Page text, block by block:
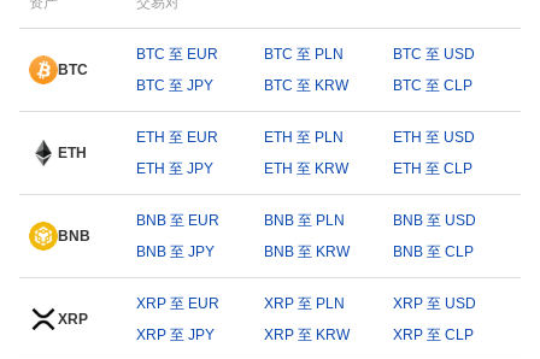
BTC
BTC 至 EUR BTC 至 PLN
BTC 至 USD
BTC 至 JPY
BTC 至 KRW BTC 至 CLP
ETH
ETH 至 EUR ETH 至 PLN
ETH 至 USD
ETH 至 JPY
ETH 至 KRW ETH 至 CLP
BNB
BNB 至 EUR BNB 至 PLN
BNB 至 USD
BNB 至 JPY
BNB 至 KRW BNB 至 CLP
XRP
XRP 至 EUR XRP 至 PLN
XRP 至 USD
XRP 至 JPY
XRP 至 KRW XRP 至 CLP